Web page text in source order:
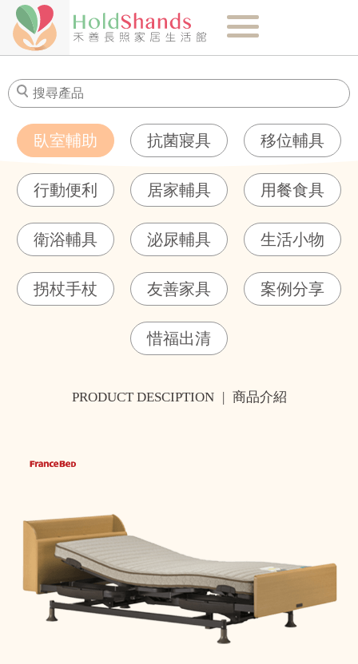
關於我們
健康知識
購物須知
門市-聯絡我們
臥室輔助 抗菌寢具 移位輔具
行動便利 居家輔具 用餐食具
衛浴輔具 泌尿輔具 生活小物
拐杖手杖 友善家具 案例分享
惜福出清
PRODUCT DESCIPTION | 商品介紹